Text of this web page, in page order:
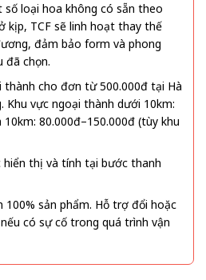
loại hoa không có sẵn theo
kịp, TCF sẽ linh hoạt thay thế
đảm bảo form và phong
đã chọn.
thành cho đơn từ 500.000đ tại Hà
Khu vực ngoại thành dưới 10km:
80.000đ–150.000đ (tùy khu
hiển thị và tính tại bước thanh
100% sản phẩm. Hỗ trợ đổi hoặc
có sự cố trong quá trình vận